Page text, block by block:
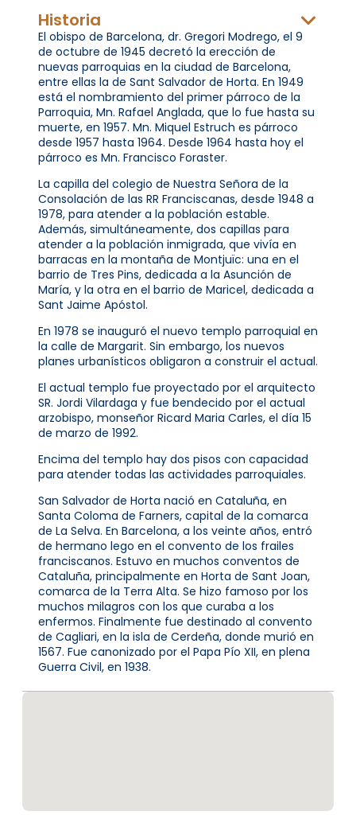
Historia
El obispo de Barcelona, dr. Gregori Modrego, el 9
de octubre de 1945 decretó la erección de
nuevas parroquias en la ciudad de Barcelona,
entre ellas la de Sant Salvador de Horta. En 1949
está el nombramiento del primer párroco de la
Parroquia, Mn. Rafael Anglada, que lo fue hasta su
muerte, en 1957. Mn. Miquel Estruch es párroco
desde 1957 hasta 1964. Desde 1964 hasta hoy el
párroco es Mn. Francisco Foraster.
La capilla del colegio de Nuestra Señora de la
Consolación de las RR Franciscanas, desde 1948 a
1978, para atender a la población estable.
Además, simultáneamente, dos capillas para
atender a la población inmigrada, que vivía en
barracas en la montaña de Montjuïc: una en el
barrio de Tres Pins, dedicada a la Asunción de
María, y la otra en el barrio de Maricel, dedicada a
Sant Jaime Apóstol.
En 1978 se inauguró el nuevo templo parroquial en
la calle de Margarit. Sin embargo, los nuevos
planes urbanísticos obligaron a construir el actual.
El actual templo fue proyectado por el arquitecto
SR. Jordi Vilardaga y fue bendecido por el actual
arzobispo, monseñor Ricard Maria Carles, el día 15
de marzo de 1992.
Encima del templo hay dos pisos con capacidad
para atender todas las actividades parroquiales.
San Salvador de Horta nació en Cataluña, en
Santa Coloma de Farners, capital de la comarca
de La Selva. En Barcelona, a los veinte años, entró
de hermano lego en el convento de los frailes
franciscanos. Estuvo en muchos conventos de
Cataluña, principalmente en Horta de Sant Joan,
comarca de la Terra Alta. Se hizo famoso por los
muchos milagros con los que curaba a los
enfermos. Finalmente fue destinado al convento
de Cagliari, en la isla de Cerdeña, donde murió en
1567. Fue canonizado por el Papa Pío XII, en plena
Guerra Civil, en 1938.